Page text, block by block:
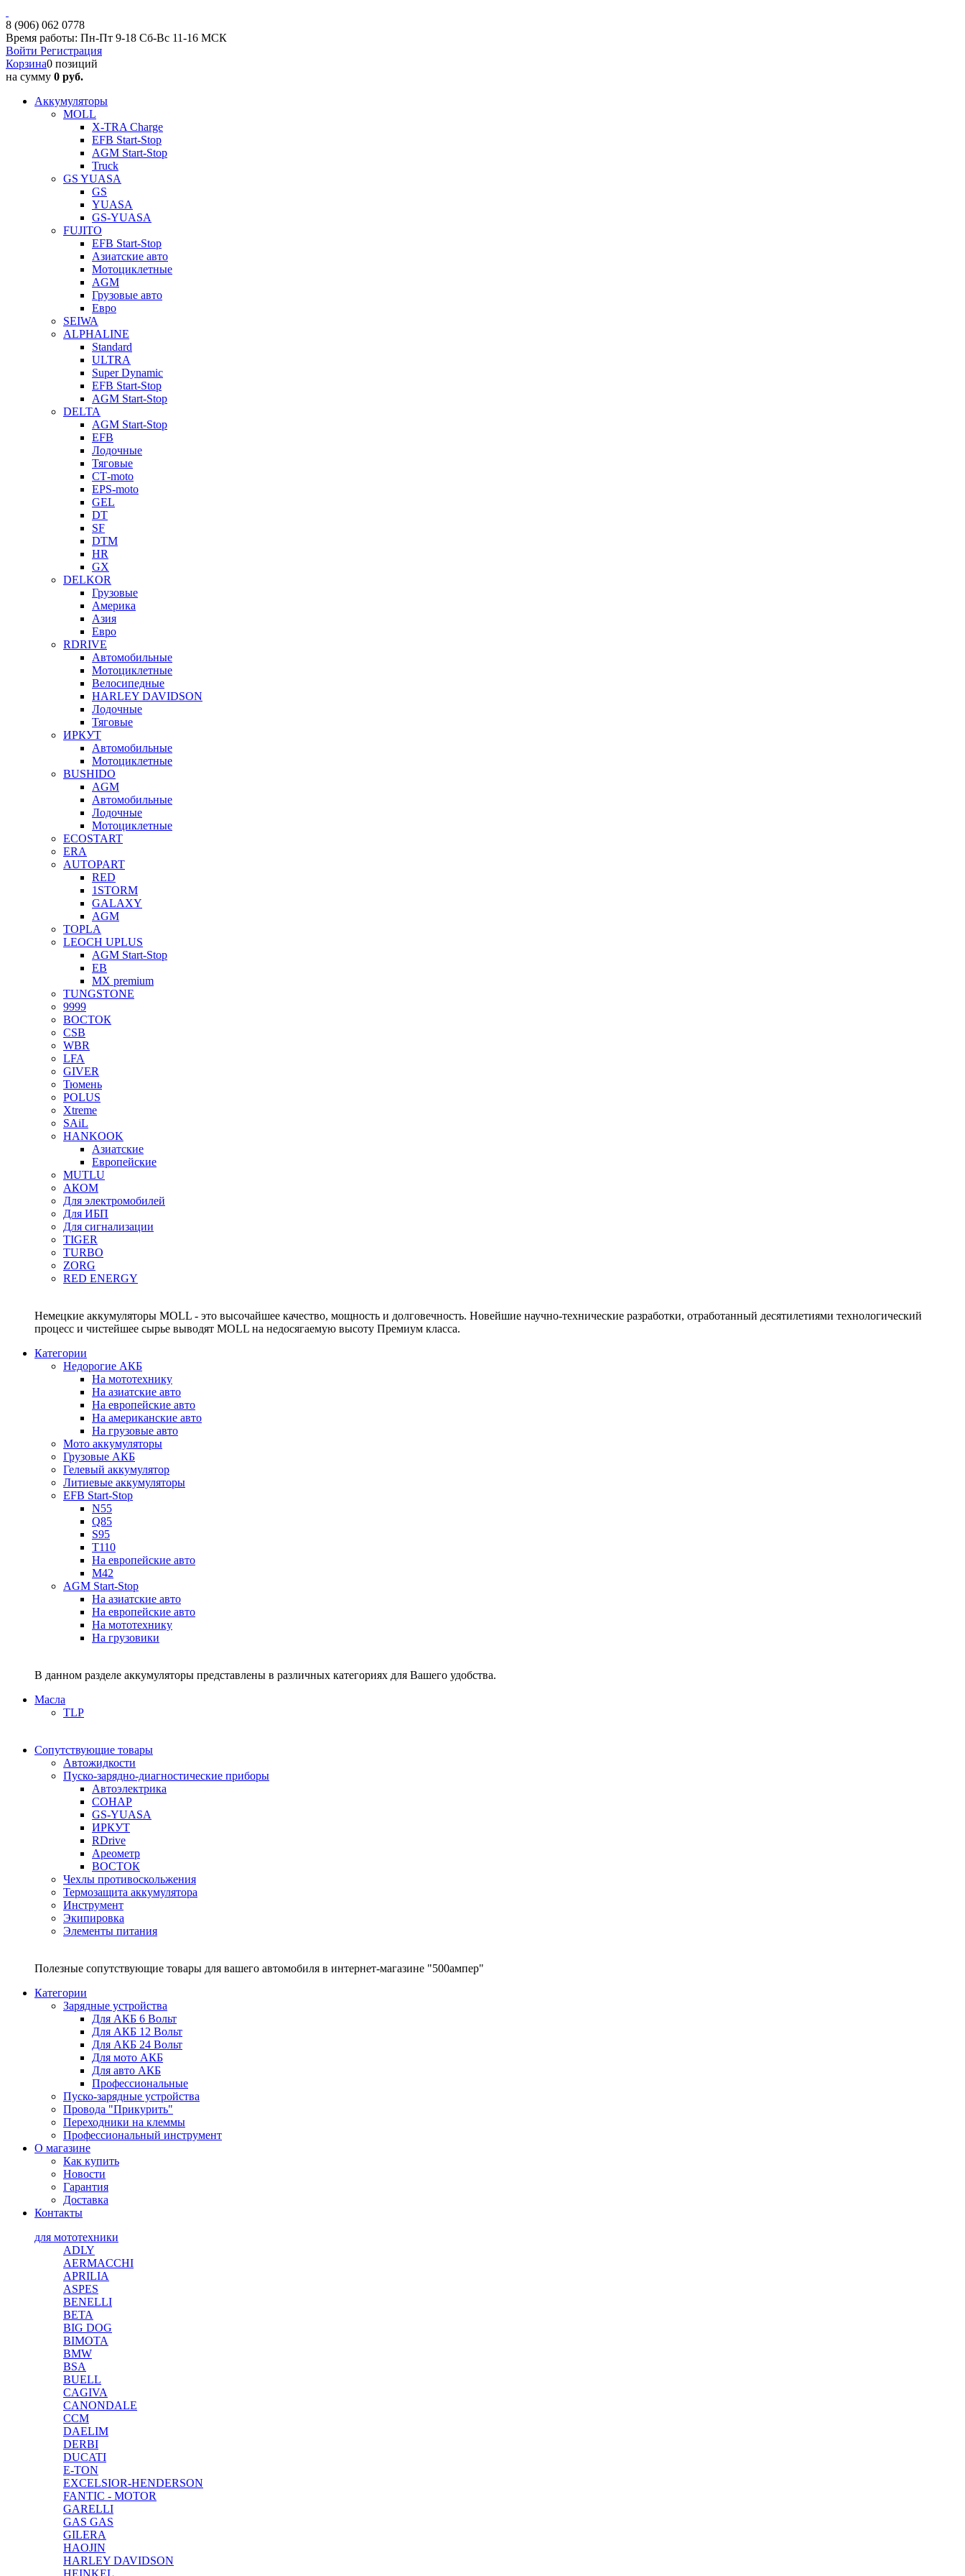
8 (906) 062 0778
Время работы: Пн-Пт 9-18 Сб-Вс 11-16 МСК
Войти Регистрация
Корзина0 позиций
на сумму 0 руб.
Аккумуляторы
MOLL
X-TRA Charge
EFB Start-Stop
AGM Start-Stop
Truck
GS YUASA
GS
YUASA
GS-YUASA
FUJITO
EFB Start-Stop
Азиатские авто
Мотоциклетные
AGM
Грузовые авто
Евро
SEIWA
ALPHALINE
Standard
ULTRA
Super Dynamic
EFB Start-Stop
AGM Start-Stop
DELTA
AGM Start-Stop
EFB
Лодочные
Тяговые
СТ-moto
EPS-moto
GEL
DT
SF
DTM
HR
GX
DELKOR
Грузовые
Америка
Азия
Евро
RDRIVE
Автомобильные
Мотоциклетные
Велосипедные
HARLEY DAVIDSON
Лодочные
Тяговые
ИРКУТ
Автомобильные
Мотоциклетные
BUSHIDO
AGM
Автомобильные
Лодочные
Мотоциклетные
ECOSTART
ERA
AUTOPART
RED
1STORM
GALAXY
AGM
TOPLA
LEOCH UPLUS
AGM Start-Stop
EB
MX premium
TUNGSTONE
9999
ВОСТОК
CSB
WBR
LFA
GIVER
Тюмень
POLUS
Xtreme
SAiL
HANKOOK
Азиатские
Европейские
MUTLU
АКОМ
Для электромобилей
Для ИБП
Для сигнализации
TIGER
TURBO
ZORG
RED ENERGY
Немецкие аккумуляторы MOLL - это высочайшее качество, мощность и долговечность. Новейшие научно-технические разработки, отработанный десятилетиями технологический
процесс и чистейшее сырье выводят MOLL на недосягаемую высоту Премиум класса.
Категории
Недорогие АКБ
На мототехнику
На азиатские авто
На европейские авто
На американские авто
На грузовые авто
Мото аккумуляторы
Грузовые АКБ
Гелевый аккумулятор
Литиевые аккумуляторы
EFB Start-Stop
N55
Q85
S95
T110
На европейские авто
M42
AGM Start-Stop
На азиатские авто
На европейские авто
На мототехнику
На грузовики
В данном разделе аккумуляторы представлены в различных категориях для Вашего удобства.
Масла
TLP
Сопутствующие товары
Автожидкости
Пуско-зарядно-диагностические приборы
Автоэлектрика
СОНАР
GS-YUASA
ИРКУТ
RDrive
Ареометр
ВОСТОК
Чехлы противоскольжения
Термозащита аккумулятора
Инструмент
Экипировка
Элементы питания
Полезные сопутствующие товары для вашего автомобиля в интернет-магазине "500ампер"
Категории
Зарядные устройства
Для АКБ 6 Вольт
Для АКБ 12 Вольт
Для АКБ 24 Вольт
Для мото АКБ
Для авто АКБ
Профессиональные
Пуско-зарядные устройства
Провода "Прикурить"
Переходники на клеммы
Профессиональный инструмент
О магазине
Как купить
Новости
Гарантия
Доставка
Контакты
для мототехники
ADLY
AERMACCHI
APRILIA
ASPES
BENELLI
BETA
BIG DOG
BIMOTA
BMW
BSA
BUELL
CAGIVA
CANONDALE
CCM
DAELIM
DERBI
DUCATI
E-TON
EXCELSIOR-HENDERSON
FANTIC - MOTOR
GARELLI
GAS GAS
GILERA
HAOJIN
HARLEY DAVIDSON
HEINKEL